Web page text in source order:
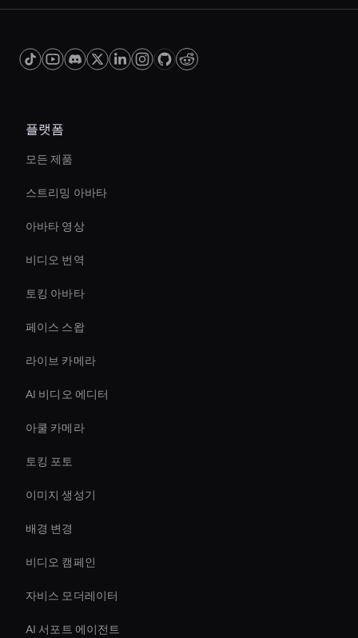
such as color correction and motion tracking.
more efficiently, freeing up time for other
creative tasks.
플랫폼
모든 제품
스트리밍 아바타
아바타 영상
비디오 번역
토킹 아바타
페이스 스왑
라이브 카메라
AI 비디오 에디터
아쿨 카메라
토킹 포토
이미지 생성기
배경 변경
비디오 캠페인
자비스 모더레이터
AI 서포트 에이전트